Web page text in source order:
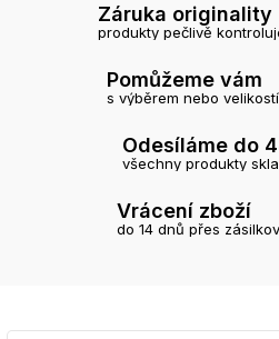
Záruka originality
produkty pečlivě
Pomůžeme vám
s výběrem nebo velikostí
Odesíláme do
všechny produkty
Vrácení zboží
do 14 dnů přes